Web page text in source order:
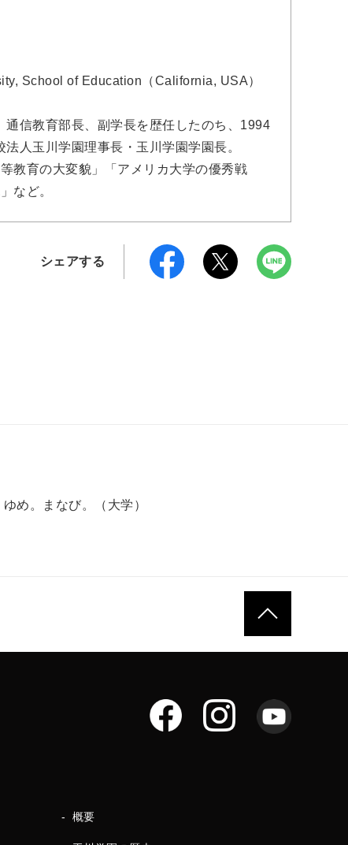
School of Education（California, USA）
信教育部長、副学長を歴任したのち、1994
人玉川学園理事長・玉川学園学園長。
教育の大変貌」「アメリカ大学の優秀戦
など。
シェアする
め。まなび。（大学）
概要